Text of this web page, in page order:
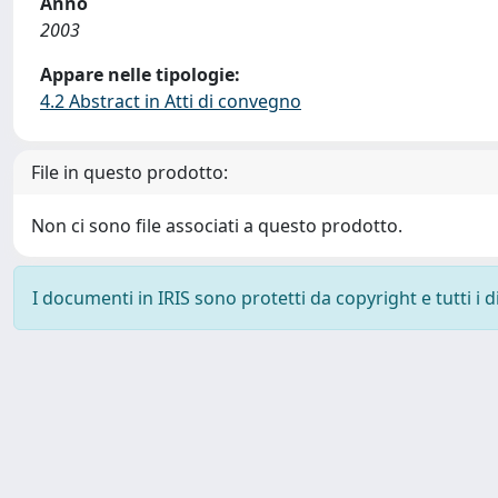
2003
Appare nelle tipologie:
4.2 Abstract in Atti di convegno
File in questo prodotto:
Non ci sono file associati a questo prodotto.
I documenti in IRIS sono protetti da copyright e tutti i